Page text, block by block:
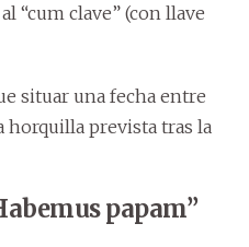
“cum clave” (con llave
situar una fecha entre
horquilla prevista tras la
papam”